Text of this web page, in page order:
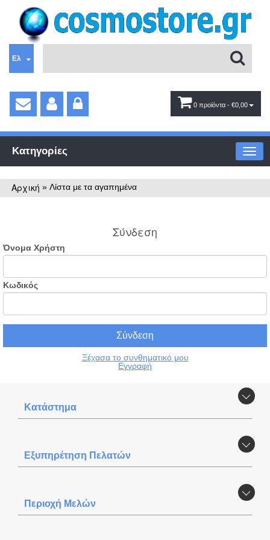
Ελ
0 προϊόντα - €0,00
Κατηγορίες
Αρχική » Λίστα με τα αγαπημένα
Σύνδεση
Όνομα Χρήστη
Κωδικός
Ξέχασα το συνθηματικό μου
Εγγραφή
Κατάστημα
Εξυπηρέτηση Πελατών
Περιοχή Mελών